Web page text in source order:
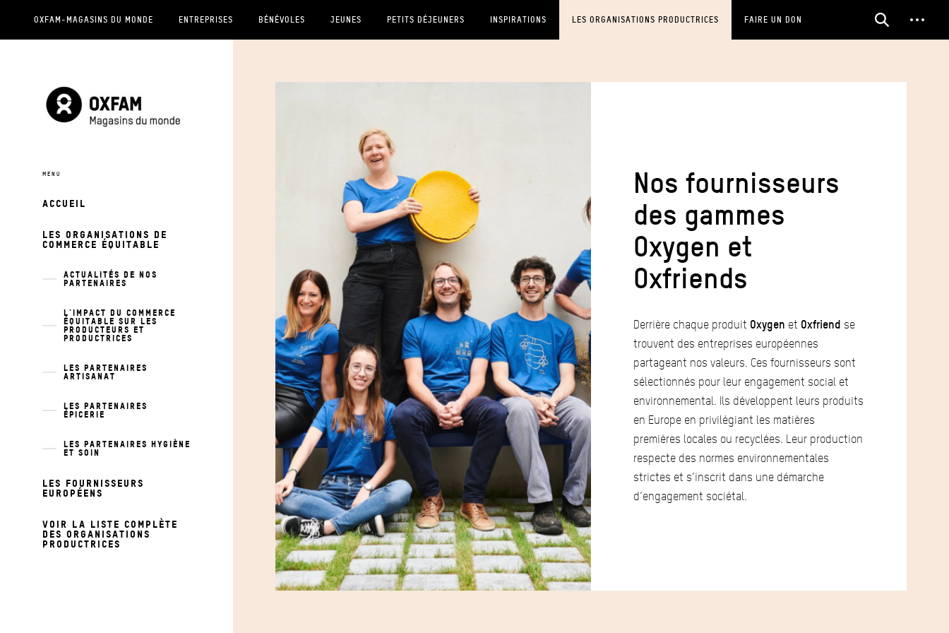
OXFAM-MAGASINS DU MONDE ENTREPRISES BÉNÉVOLES JEUNES PETITS DÉJEUNERS INSPIRATIONS LES ORGANISATIONS PRODUCTRICES FAIRE UN DON
ACCUEIL
LES ORGANISATIONS DE
COMMERCE ÉQUITABLE
ACTUALITÉS DE NOS
PARTENAIRES
L'IMPACT DU COMMERCE
ÉQUITABLE SUR LES
PRODUCTEURS ET
PRODUCTRICES
LES PARTENAIRES
ARTISANAT
LES PARTENAIRES
ÉPICERIE
LES PARTENAIRES HYGIÈNE
ET SOIN
LES FOURNISSEURS
EUROPÉENS
VOIR LA LISTE COMPLÈTE
DES ORGANISATIONS
PRODUCTRICES
Nos fournisseurs
des gammes
Oxygen et
Oxfriends
Derrière chaque produit Oxygen et Oxfriend se
trouvent des entreprises européennes
partageant nos valeurs. Ces fournisseurs sont
sélectionnés pour leur engagement social et
environnemental. Ils développent leurs produits
en Europe en privilégiant les matières
premières locales ou recyclées. Leur production
respecte des normes environnementales
strictes et s’inscrit dans une démarche
d’engagement sociétal.